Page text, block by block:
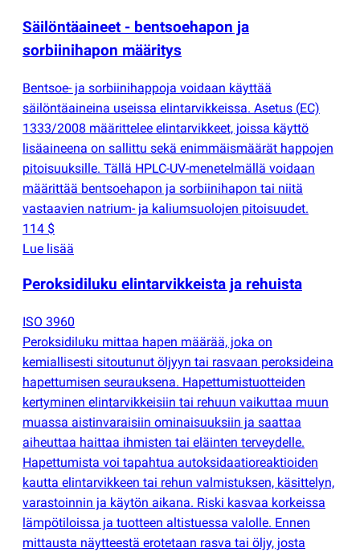
Säilöntäaineet - bentsoehapon ja
sorbiinihapon määritys
Bentsoe- ja sorbiinihappoja voidaan käyttää
säilöntäaineina useissa elintarvikkeissa. Asetus (EC)
1333/2008 määrittelee elintarvikkeet, joissa käyttö
lisäaineena on sallittu sekä enimmäismäärät happojen
pitoisuuksille. Tällä HPLC-UV-menetelmällä voidaan
määrittää bentsoehapon ja sorbiinihapon tai niitä
vastaavien natrium- ja kaliumsuolojen pitoisuudet.
114 $
Lue lisää
Peroksidiluku elintarvikkeista ja rehuista
ISO 3960
Peroksidiluku mittaa hapen määrää, joka on
kemiallisesti sitoutunut öljyyn tai rasvaan peroksideina
hapettumisen seurauksena. Hapettumistuotteiden
kertyminen elintarvikkeisiin tai rehuun vaikuttaa muun
muassa aistinvaraisiin ominaisuuksiin ja saattaa
aiheuttaa haittaa ihmisten tai eläinten terveydelle.
Hapettumista voi tapahtua autoksidaatioreaktioiden
kautta elintarvikkeen tai rehun valmistuksen, käsittelyn,
varastoinnin ja käytön aikana. Riski kasvaa korkeissa
lämpötiloissa ja tuotteen altistuessa valolle. Ennen
mittausta näytteestä erotetaan rasva tai öljy, josta